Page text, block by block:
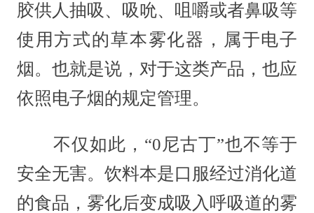
胶供人抽吸、吸吮、咀嚼或者鼻吸等
使用方式的草本雾化器，属于电子
烟。也就是说，对于这类产品，也应
依照电子烟的规定管理。
不仅如此，“0尼古丁”也不等于
安全无害。饮料本是口服经过消化道
的食品，雾化后变成吸入呼吸道的雾